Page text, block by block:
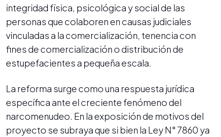
integridad física, psicológica y social de las
personas que colaboren en causas judiciales
vinculadas a la comercialización, tenencia con
fines de comercialización o distribución de
estupefacientes a pequeña escala.
La reforma surge como una respuesta jurídica
específica ante el creciente fenómeno del
narcomenudeo. En la exposición de motivos del
proyecto se subraya que si bien la Ley N° 7860 ya